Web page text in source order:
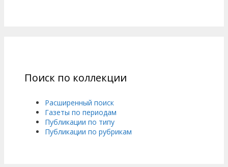
Поиск по коллекции
Расширенный поиск
Газеты по периодам
Публикации по типу
Публикации по рубрикам